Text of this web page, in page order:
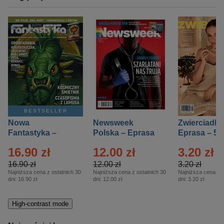
BESTSELLER
Nowa
Fantastyka –
16.90 zł
16.90 zł
Najniższa cena z ostatnich 30
dni: 16.90 zł
Newsweek
Polska – Eprasa
12.00 zł
12.00 zł
Najniższa cena z ostatnich 30
dni: 12.00 zł
Zwierciadło
Eprasa – 5/
3.20 zł
3.20 zł
Najniższa cena z
dni: 3.20 zł
High-contrast mode